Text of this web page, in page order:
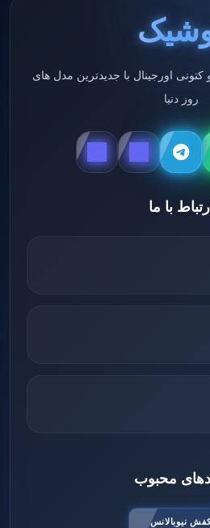
اورجینال با جدیدترین مدل های
روز دنیا
ارتباط با ما
محبوب
نیوبالانس